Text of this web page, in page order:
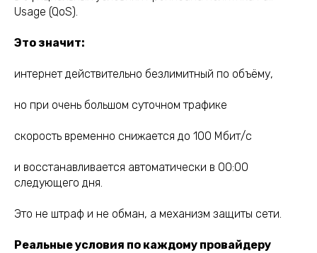
Usage (QoS).
Это значит:
интернет действительно безлимитный по объёму,
но при очень большом суточном трафике
скорость временно снижается до 100 Мбит/с
и восстанавливается автоматически в 00:00
следующего дня.
Это не штраф и не обман, а механизм защиты сети.
Реальные условия по каждому провайдеру